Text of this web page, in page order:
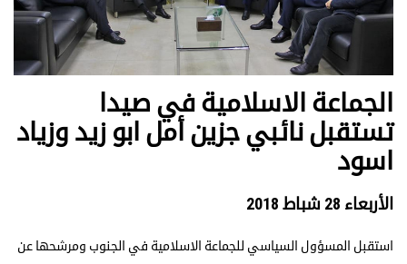
الجماعة الاسلامية في صيدا
تستقبل نائبي جزين أمل ابو زيد وزياد
اسود
الأربعاء 28 شباط 2018
استقبل المسؤول السياسي للجماعة الاسلامية في الجنوب ومرشحها عن